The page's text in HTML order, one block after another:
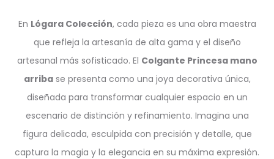
En Lógara Colección, cada pieza es una obra maestra
que refleja la artesanía de alta gama y el diseño
artesanal más sofisticado. El Colgante Princesa mano
arribase presenta como una joya decorativa única,
diseñada para transformar cualquier espacio en un
escenario de distinción y refinamiento. Imagina una
figura delicada, esculpida con precisión y detalle, que
captura la magia y la elegancia en su máxima expresión.